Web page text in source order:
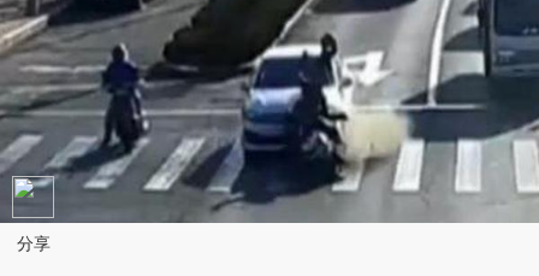
分享